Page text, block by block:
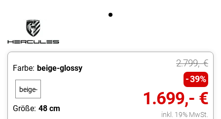
2.799,- €
39%
1.699,- €
inkl. 19% MwSt.
Farbe: beige-glossy
beige-
Größe: 48 cm